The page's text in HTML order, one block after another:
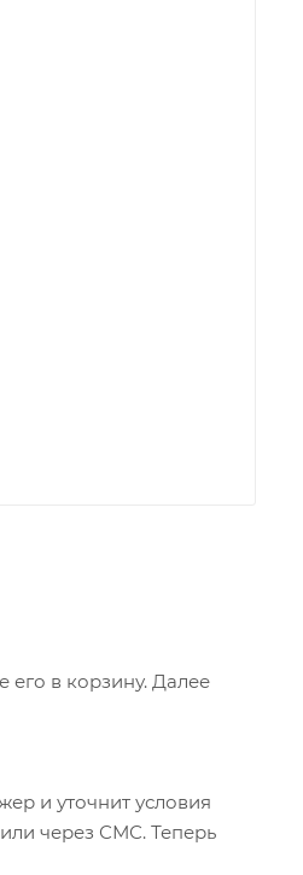
в корзину. Далее
и уточнит условия
через СМС. Теперь